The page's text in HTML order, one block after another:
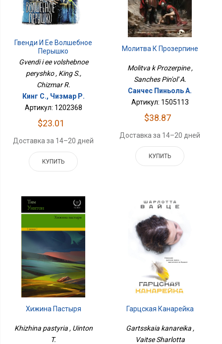
Гвенди И Ее Волшебное
Перышко
Gvendi i ee volshebnoe
peryshko , King S.,
Chizmar R.
Кинг С., Чизмар Р.
Артикул: 1202368
$23.01
Доставка за 14–20 дней
КУПИТЬ
Молитва К Прозерпине
Molitva k Prozerpine ,
Sanches Pin'ol' A.
Санчес Пиньоль А.
Артикул: 1505113
$38.87
Доставка за 14–20 дней
КУПИТЬ
Хижина Пастыря
Khizhina pastyria , Uinton
T.
Гарцская Канарейка
Gartsskaia kanareika ,
Vaitse Sharlotta